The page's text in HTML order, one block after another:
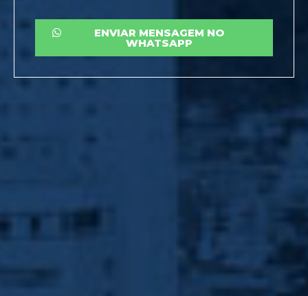
ENVIAR MENSAGEM NO
WHATSAPP